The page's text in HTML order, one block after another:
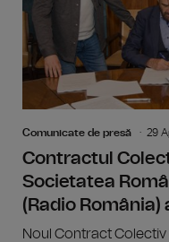
Comunicate de presă 29
Contractul
Societatea
(Radio
Noul Contract